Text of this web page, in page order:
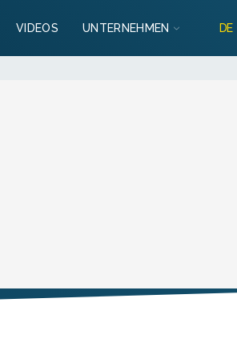
VIDEOS UNTERNEHMEN DE